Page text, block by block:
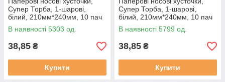
Супер Торба, 1-шарові,
білий, 210мм*240мм, 10 пач
в упаковці
В наявності 5303 од.
38,85 ₴
Купити
Супер Торба, 1-шарові,
білий, 210мм*240мм, 10 пач
в упаковці
В наявності 5799 од.
38,85 ₴
Купити